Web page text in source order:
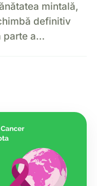
mintală,
definitiv
parte a…